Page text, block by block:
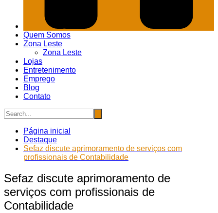
Quem Somos
Zona Leste
Zona Leste
Lojas
Entretenimento
Emprego
Blog
Contato
Página inicial
Destaque
Sefaz discute aprimoramento de serviços com
profissionais de Contabilidade
Sefaz discute aprimoramento de
serviços com profissionais de
Contabilidade